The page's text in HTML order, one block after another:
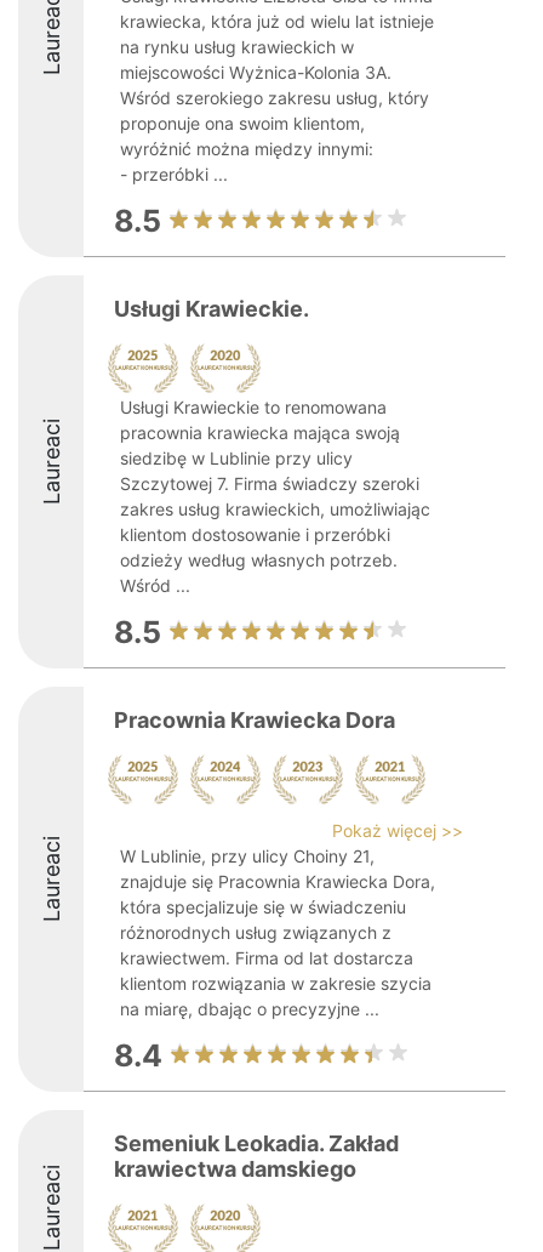
Laureaci
krawiecka, która już od wielu lat istnieje
na rynku usług krawieckich w
miejscowości Wyżnica-Kolonia 3A.
Wśród szerokiego zakresu usług, który
proponuje ona swoim klientom,
wyróżnić można między innymi:
- przeróbki ...
8.5
Laureaci
Usługi Krawieckie.
Usługi Krawieckie to renomowana
pracownia krawiecka mająca swoją
siedzibę w Lublinie przy ulicy
Szczytowej 7. Firma świadczy szeroki
zakres usług krawieckich, umożliwiając
klientom dostosowanie i przeróbki
odzieży według własnych potrzeb.
Wśród ...
8.5
Laureaci
Pracownia Krawiecka Dora
Pokaż więcej >>
W Lublinie, przy ulicy Choiny 21,
znajduje się Pracownia Krawiecka Dora,
która specjalizuje się w świadczeniu
różnorodnych usług związanych z
krawiectwem. Firma od lat dostarcza
klientom rozwiązania w zakresie szycia
na miarę, dbając o precyzyjne ...
8.4
Laureaci
Semeniuk Leokadia. Zakład
krawiectwa damskiego